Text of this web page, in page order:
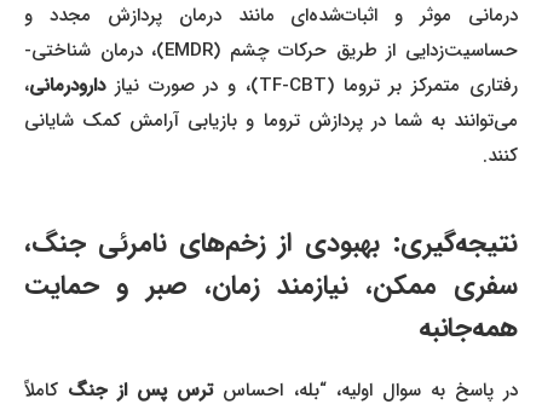
درمانی موثر و اثبات‌شده‌ای مانند درمان پردازش مجدد و
حساسیت‌زدایی از طریق حرکات چشم (EMDR)، درمان شناختی-
رفتاری متمرکز بر تروما (TF-CBT)، و در صورت نیاز
دارودرمانی،
می‌توانند به شما در پردازش تروما و بازیابی آرامش کمک شایانی
کنند.
نتیجه‌گیری: بهبودی از زخم‌های نامرئی جنگ،
سفری ممکن، نیازمند زمان، صبر و حمایت
همه‌جانبه
در پاسخ به سوال اولیه، “بله، احساسترس پس از جنگکاملاً